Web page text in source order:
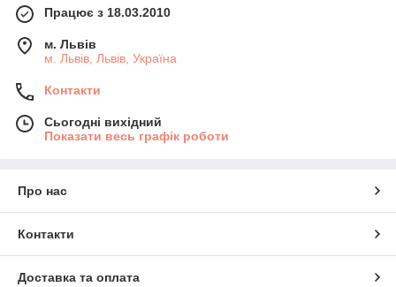
Працює з 18.03.2010
м. Львів
м. Львів, Львів, Україна
Контакти
Сьогодні вихідний
Показати весь графік роботи
Про нас
Контакти
Доставка та оплата